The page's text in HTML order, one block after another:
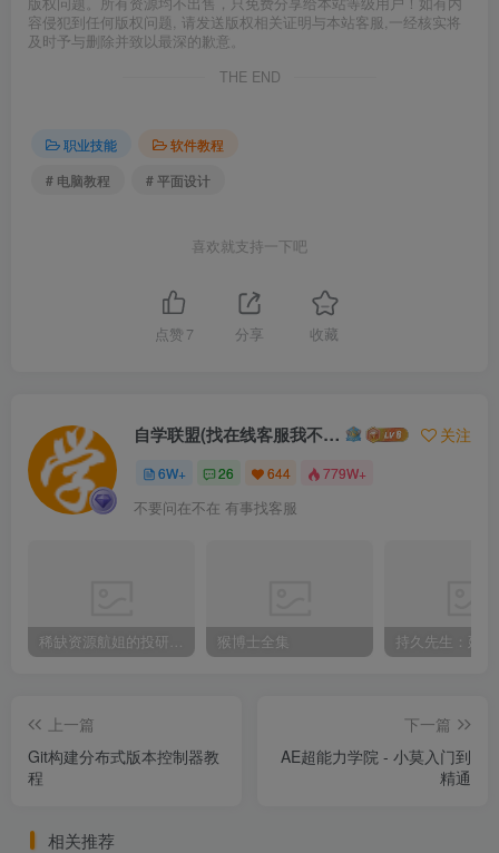
容侵犯到任何版权问题, 请发送版权相关证明与本站客服,一经核实将
及时予与删除并致以最深的歉意。
THE END
职业技能
软件教程
# 电脑教程
# 平面设计
喜欢就支持一下吧
点赞 7 分享 收藏
自学联盟(找在线客服我不回信息的) 关注
6W+ 26 644 779W+
不要问在不在 有事找客服
稀缺资源航姐的投研圈-价投高阶选股课程学习视频资源 猴博士全集
上一篇
Git构建分布式版本控制器教
程
下一篇
AE超能力学院 - 小莫入门到
精通
相关推荐